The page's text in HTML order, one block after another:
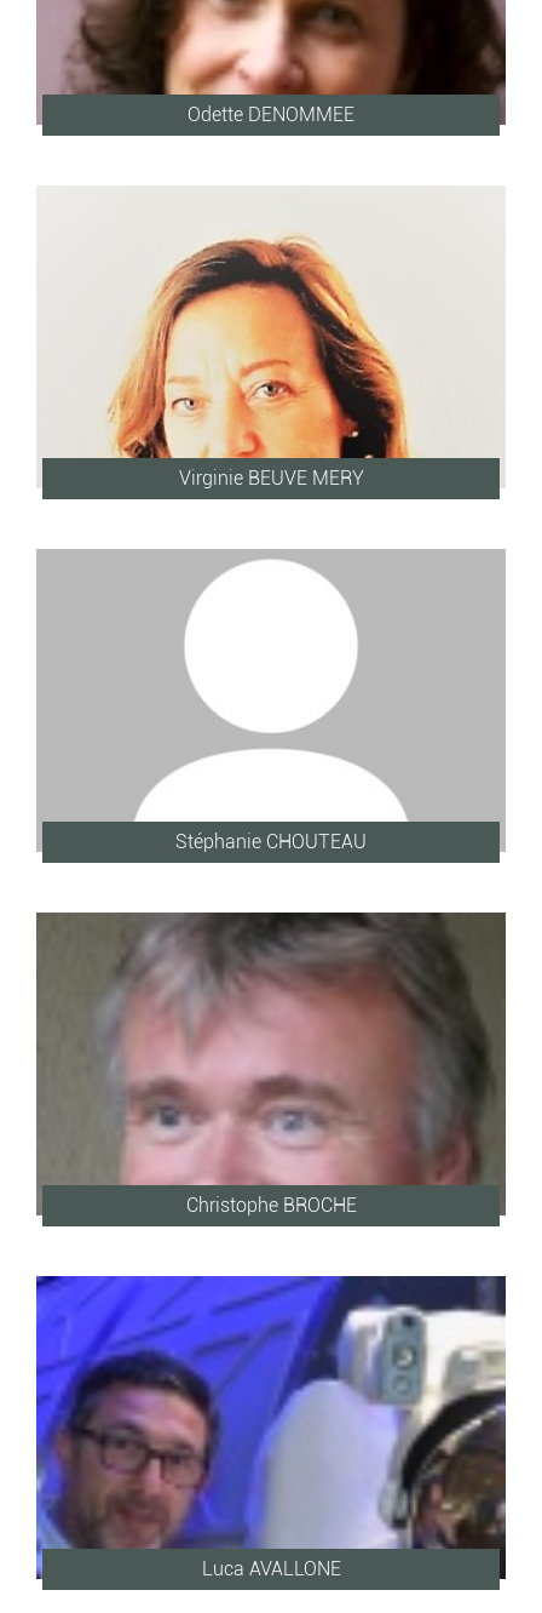
Odette DENOMMEE
Virginie BEUVE MERY
Stéphanie CHOUTEAU
Christophe BROCHE
Luca AVALLONE